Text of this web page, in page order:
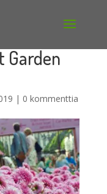
Garden
| 0 kommenttia